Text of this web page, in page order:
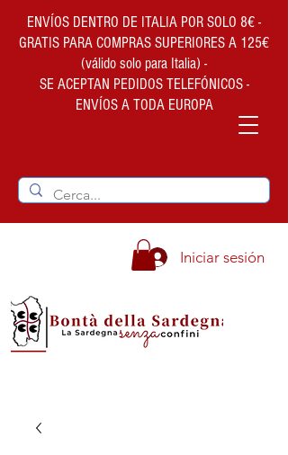
ENVÍOS DENTRO DE ITALIA POR SOLO 8€ -
GRATIS PARA COMPRAS SUPERIORES A 125€
(válido solo para Italia) -
SE ACEPTAN PEDIDOS TELEFÓNICOS -
ENVÍOS A TODA EUROPA
Iniciar sesión